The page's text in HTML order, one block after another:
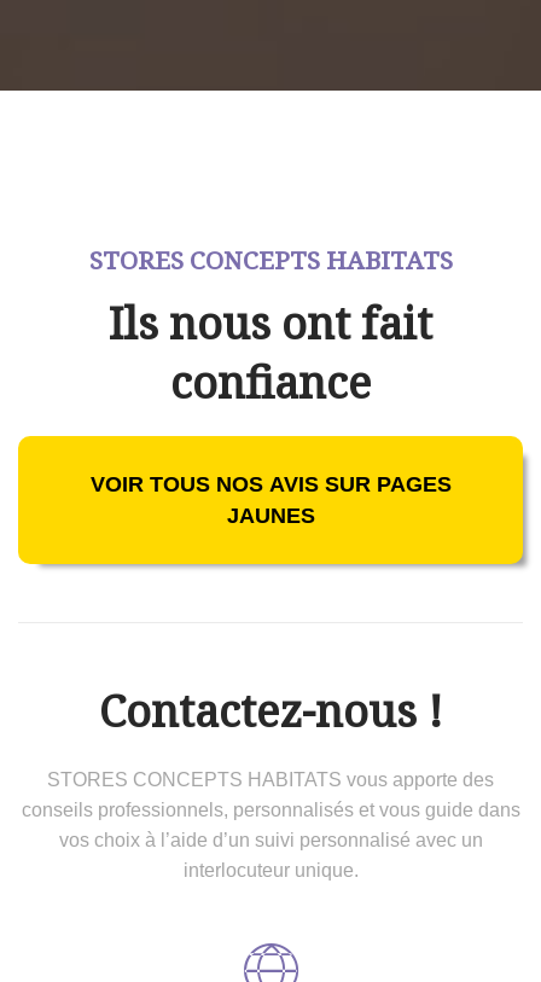
STORES CONCEPTS HABITATS
Ils nous ont fait
confiance
VOIR TOUS NOS AVIS SUR PAGES
JAUNES
Contactez-nous !
STORES CONCEPTS HABITATS vous apporte des
conseils professionnels, personnalisés et vous guide dans
vos choix à l’aide d’un suivi personnalisé avec un
interlocuteur unique.